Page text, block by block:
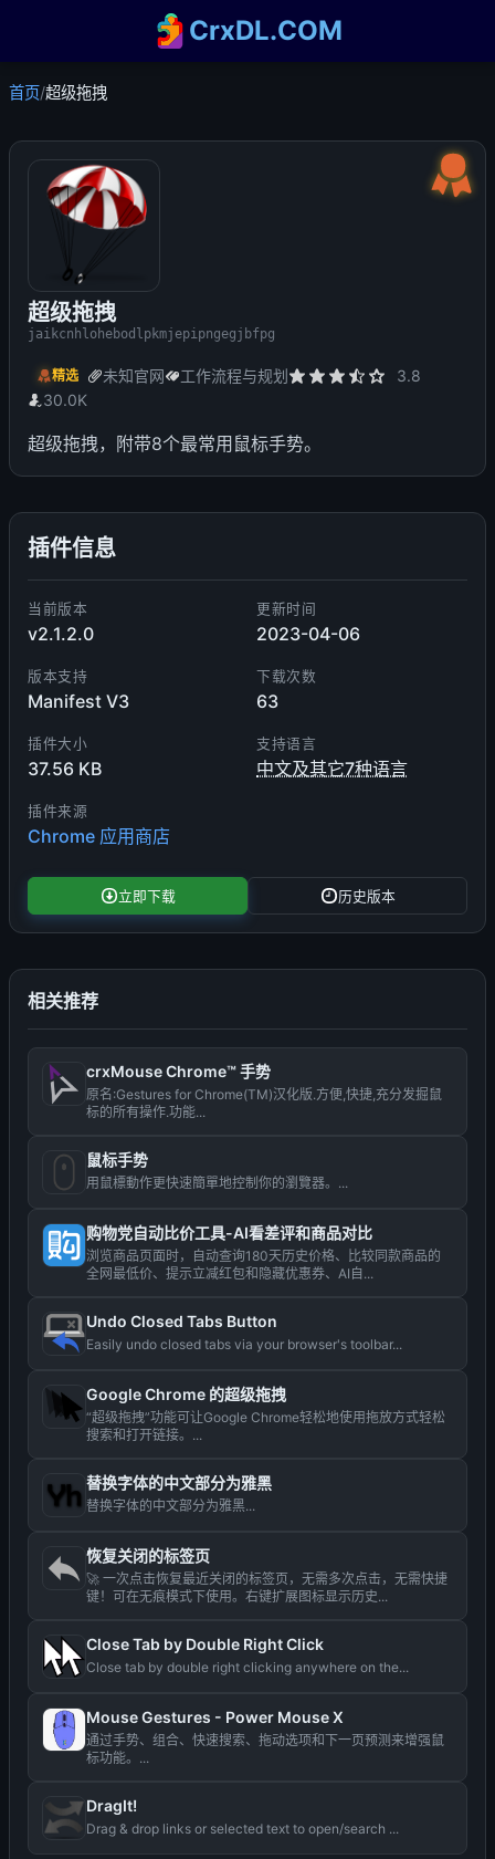
CrxDL.COM
首页/超级拖拽
超级拖拽
jaikcnhlohebodlpkmjepipngegjbfpg
精选 未知官网 工作流程与规划
3.8
30.0K
超级拖拽，附带8个最常用鼠标手势。
插件信息
当前版本
v2.1.2.0
更新时间
2023-04-06
版本支持
Manifest V3
下载次数
63
插件大小
37.56 KB
支持语言
中文及其它7种语言
插件来源
Chrome 应用商店
立即下载 历史版本
相关推荐
crxMouse Chrome™ 手势
原名:Gestures for Chrome(TM)汉化版.方便,快捷,充分发掘鼠
标的所有操作.功能...
鼠标手势
用鼠標動作更快速簡單地控制你的瀏覽器。...
购物党自动比价工具-AI看差评和商品对比
浏览商品页面时，自动查询180天历史价格、比较同款商品的
全网最低价、提示立减红包和隐藏优惠券、AI自...
Undo Closed Tabs Button
Easily undo closed tabs via your browser's toolbar...
Google Chrome 的超级拖拽
“超级拖拽”功能可让Google Chrome轻松地使用拖放方式轻松
搜索和打开链接。...
替换字体的中文部分为雅黑
替换字体的中文部分为雅黑...
恢复关闭的标签页
🚀 一次点击恢复最近关闭的标签页，无需多次点击，无需快捷
键！可在无痕模式下使用。右键扩展图标显示历史...
Close Tab by Double Right Click
Close tab by double right clicking anywhere on the...
Mouse Gestures - Power Mouse X
通过手势、组合、快速搜索、拖动选项和下一页预测来增强鼠
标功能。...
DragIt!
Drag & drop links or selected text to open/search ...